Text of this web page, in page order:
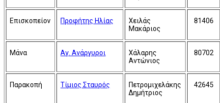
Επισκοπείον Προφήτης Ηλίας
Χειλάς
Μακάριος
81406
Μάνα Αγ. Ανάργυροι
Χάλαρης
Αντώνιος
80702
Παρακοπή Τίμιος Σταυρός
Πετρομιχελάκης
Δημήτριος
42645